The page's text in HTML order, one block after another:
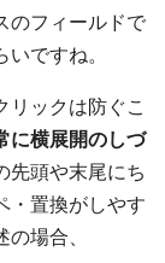
のフィールドで
ですね。
リックは防ぐこ
に横展開のしづ
先頭や末尾にち
・置換がしやす
場合、